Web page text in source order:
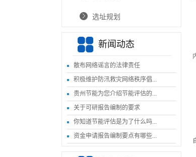
选址规划
新闻动态
散布网络谣言的法律责任
积极维护防汛救灾网络秩序倡...
贵州节能为您介绍节能评估的...
关于可研报告编制的要求
你知道节能评估是为了什么吗...
资金申请报告编制要点有哪些...